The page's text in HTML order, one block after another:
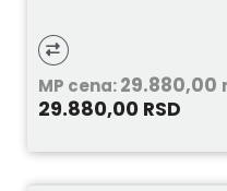
MP cena:29.880,00
29.880,00 RSD